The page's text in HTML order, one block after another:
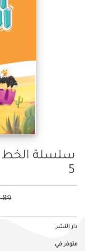
سلسلة الخط
5
دار النشر
متوفر في